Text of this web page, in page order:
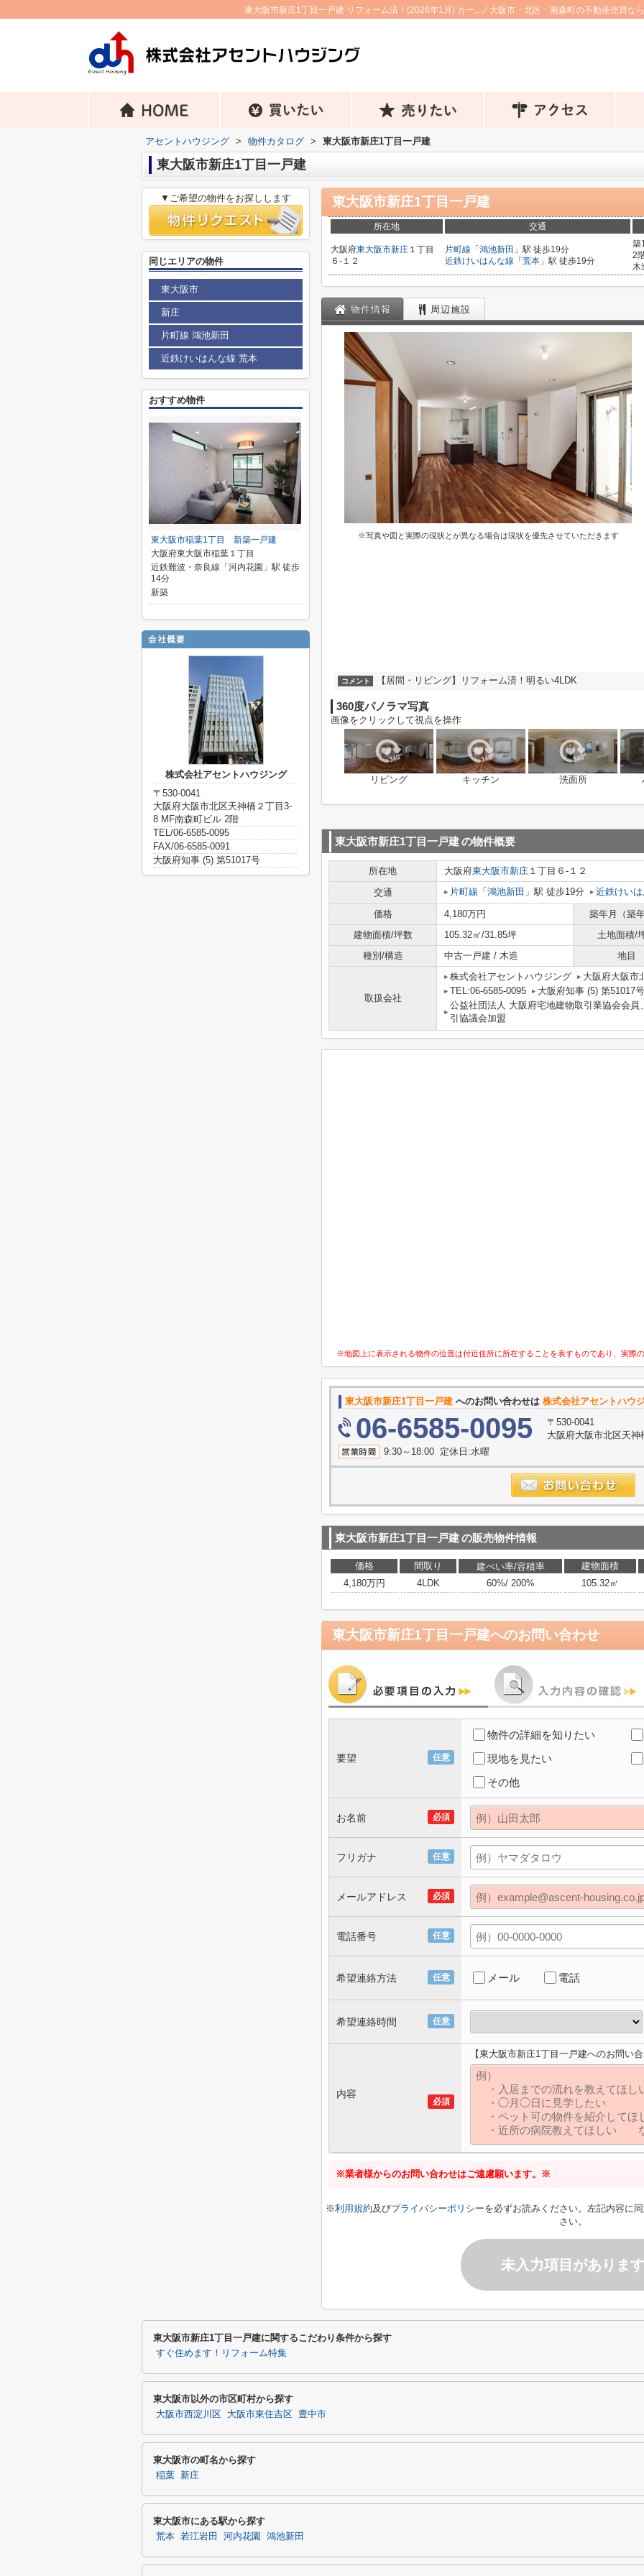
東大阪市新庄1丁目一戸建 リフォーム済！(2026年1月) カー...／大阪市・北区・南森町の不動産売買な
アセントハウジング > 物件カタログ > 東大阪市新庄1丁目一戸建
東大阪市新庄1丁目一戸建
東大阪市新庄1丁目一戸建
所在地 交通
大阪府東大阪市新庄 １丁目
６-１２
片町線 「 鴻池新田 」駅 徒歩19分
近鉄けいはんな線 「 荒本 」駅 徒歩19分
築
2
木
物件情報 周辺施設
※写真や図と実際の現状とが異なる場合は現状を優先させていただきます
コメント 【居間・リビング】リフォーム済！明るい4LDK
360度パノラマ写真
画像をクリックして視点を操作
リビング キッチン 洗面所
東大阪市新庄1丁目一戸建の物件概要
所在地 大阪府東大阪市新庄 １丁目６-１２
交通
片町線 「 鴻池新田 」駅 徒歩19分 近鉄けい
価格 4,180万円
築年月（築
建物面積/坪数
105.32㎡/31.85坪
土地面積/
種別/構造
中古一戸建 / 木造 地目
取扱会社
株式会社アセントハウジング
大阪府大阪市
TEL:06-6585-0095
大阪府知事 (5) 第51017号
公益社団法人 大阪府宅地建物取引業協会会
引協議会加盟
※地図上に表示される物件の位置は付近住所に所在することを表すものであり、実際
東大阪市新庄1丁目一戸建 へのお問い合わせは 株式会社アセントハウ
06-6585-0095
〒530-0041
大阪府大阪市北区天
9:30～18:00 定休日:水曜
東大阪市新庄1丁目一戸建の販売物件情報
価格 間取り 建ぺい率/容積率
建物面積
4,180万円
4LDK 60%/ 200% 105.32㎡
東大阪市新庄1丁目一戸建へのお問い合わせ
任意
要望
物件の詳細を知りたい
現地を見たい
その他
必須
お名前
任意
フリガナ
必須
メールアドレス
任意
電話番号
任意
希望連絡方法 メール 電話
任意
希望連絡時間
必須
内容
【東大阪市新庄1丁目一戸建へのお問い
※業者様からのお問い合わせはご遠慮願います。※
※利用規約及びプライバシーポリシーを必ずお読みください。左記内容に
さい。
未入力項目があります
▼ご希望の物件をお探しします
同じエリアの物件
東大阪市
新庄
片町線 鴻池新田
近鉄けいはんな線 荒本
おすすめ物件
東大阪市稲葉1丁目 新築一戸建
大阪府東大阪市稲葉１丁目
近鉄難波・奈良線「河内花園」駅 徒歩
14分
新築
株式会社アセントハウジング
〒530-0041
大阪府大阪市北区天神橋２丁目3-
8 MF南森町ビル 2階
TEL/06-6585-0095
FAX/06-6585-0091
大阪府知事 (5) 第51017号
東大阪市新庄1丁目一戸建に関するこだわり条件から探す
すぐ住めます！リフォーム特集
東大阪市以外の市区町村から探す
大阪市西淀川区 大阪市東住吉区 豊中市
東大阪市の町名から探す
稲葉 新庄
東大阪市にある駅から探す
荒本 若江岩田 河内花園 鴻池新田